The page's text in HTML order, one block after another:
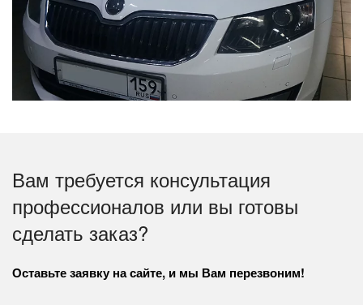
Вам требуется консультация
профессионалов или вы готовы
сделать заказ?
Оставьте заявку на сайте, и мы Вам перезвоним!